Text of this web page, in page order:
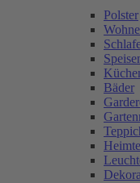
Polster
Bäder